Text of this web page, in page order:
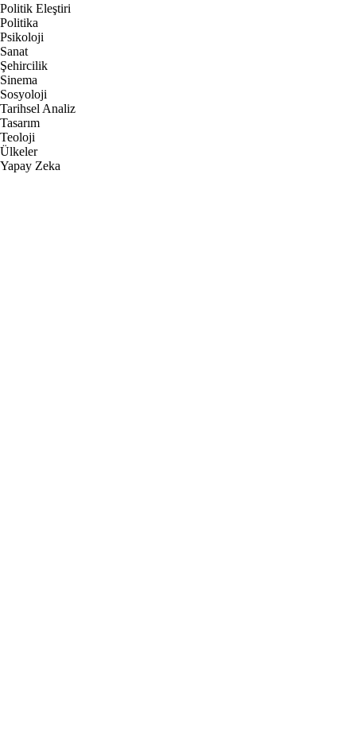
Politik Eleştiri
Politika
Psikoloji
Sanat
Şehircilik
Sinema
Sosyoloji
Tarihsel Analiz
Tasarım
Teoloji
Ülkeler
Yapay Zeka